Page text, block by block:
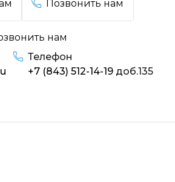
Позвонить нам
нам
Телефон
+7 (843) 512-14-19 доб.135